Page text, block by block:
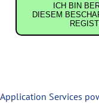
ICH BIN
DIESEM
Application Services